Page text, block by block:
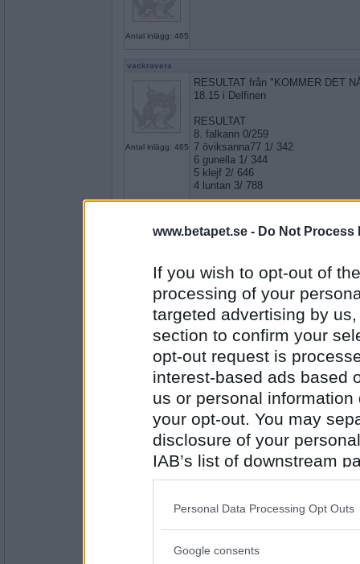
www.betapet.se - Do Not Process
If you wish to opt-out of
processing of your
targeted advertising by
section to confirm your
opt-out request is
interest-based ads based
us or personal
your opt-out. You may
disclosure of your
IAB’s list of downstream
also be disclosed by us
Downstream Participants
Please note that this
Personal Data Processing Opt Outs
Google consents
Antal inlägg: 465
vackravera
Antal inlägg: 465
RESULTAT från "KOMMER DET
18.15 i Delfinen
RESULTAT
8. falkann 0/259
7 öviksanna77 1/ 342
6 gunella 1/ 344
5 klejf 2/ 646
4 luntan 3/ 788
SILVER språkeri 3/ 903
RULLNINGAR var det 17 stycken
klejf la 8 av dem
xycho 4 st
tobbe_111 3 stycken GRATTIS
RULLNINGAR med HÖGST poäng
SkOTADE . 105p xycho
LANTERNA . 90p Klejf ..
STELNAd . 85p luntan .
VACKRASTE framröstade
GYMnAST som luntan la.
Rullningarna som vi valde mellan
STELNAd . 85p luntan .
SMILARE . 67p tobbe_111 .
SkOTADE . 105p xycho .
SLAGGAD . 66p xycho .
ÄV eNTYR . 72p xycho .